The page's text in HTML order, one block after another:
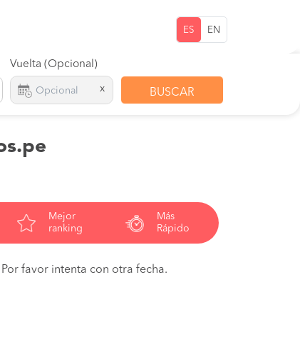
ES EN
Vuelta (Opcional)
x BUSCAR
Mejor
ranking
Más
Rápido
favor intenta con otra fecha.